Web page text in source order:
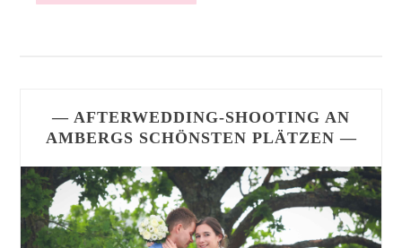
— AFTERWEDDING-SHOOTING AN
AMBERGS SCHÖNSTEN PLÄTZEN —